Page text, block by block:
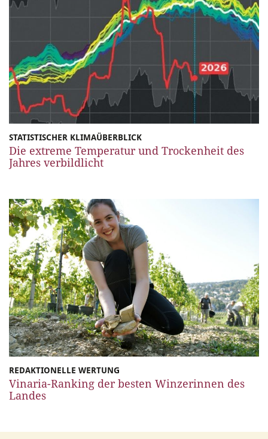
STATISTISCHER KLIMAÜBERBLICK
Die extreme Temperatur und Trockenheit des
Jahres verbildlicht
REDAKTIONELLE WERTUNG
Vinaria-Ranking der besten Winzerinnen des
Landes